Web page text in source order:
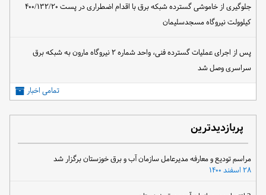
جلوگیری از خاموشی گسترده شبکه برق با اقدام اضطراری در پست ۴۰۰/۱۳۲/۲۰
کیلوولت نیروگاه مسجدسلیمان
پس از اجرای عملیات گسترده فنی، واحد شماره ۲ نیروگاه مارون به شبکه برق
سراسری وصل شد
تمامی اخبار
پربازدیدترین
مراسم تودیع و معارفه مدیرعامل سازمان آب و برق خوزستان برگزار شد
۲۸ اسفند ۱۴۰۰